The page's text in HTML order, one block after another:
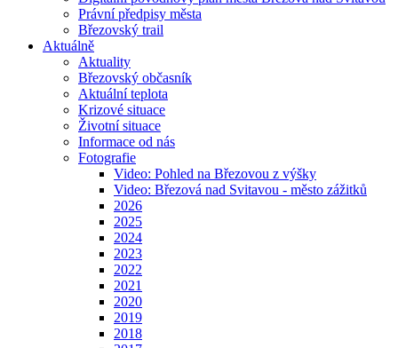
Právní předpisy města
Březovský trail
Aktuálně
Aktuality
Březovský občasník
Aktuální teplota
Krizové situace
Životní situace
Informace od nás
Fotografie
Video: Pohled na Březovou z výšky
Video: Březová nad Svitavou - město zážitků
2026
2025
2024
2023
2022
2021
2020
2019
2018